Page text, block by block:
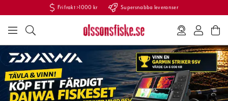
Fri frakt >1000 kr Supersnabba leveranser